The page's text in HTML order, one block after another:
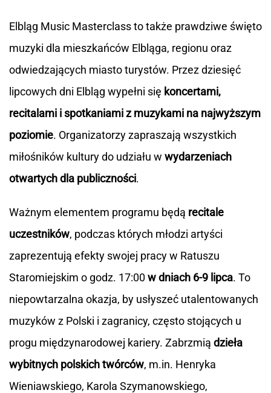
Elbląg Music Masterclass to także prawdziwe święto
muzyki dla mieszkańców Elbląga, regionu oraz
odwiedzających miasto turystów. Przez dziesięć
lipcowych dni Elbląg wypełni się koncertami,
recitalami i spotkaniami z muzykami na najwyższym
poziomie. Organizatorzy zapraszają wszystkich
miłośników kultury do udziału w wydarzeniach
otwartych dla publiczności.
Ważnym elementem programu będą recitale
uczestników, podczas których młodzi artyści
zaprezentują efekty swojej pracy w Ratuszu
Staromiejskim o godz. 17:00w dniach 6-9 lipca. To
niepowtarzalna okazja, by usłyszeć utalentowanych
muzyków z Polski i zagranicy, często stojących u
progu międzynarodowej kariery. Zabrzmią dzieła
wybitnych polskich twórców, m.in. Henryka
Wieniawskiego, Karola Szymanowskiego,